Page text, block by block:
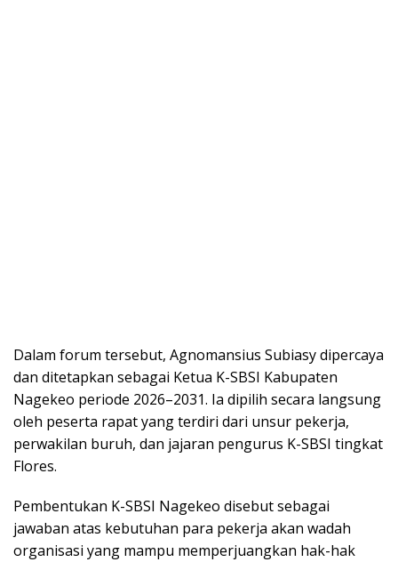
Dalam forum tersebut, Agnomansius Subiasy dipercaya
dan ditetapkan sebagai Ketua K-SBSI Kabupaten
Nagekeo periode 2026–2031. Ia dipilih secara langsung
oleh peserta rapat yang terdiri dari unsur pekerja,
perwakilan buruh, dan jajaran pengurus K-SBSI tingkat
Flores.
Pembentukan K-SBSI Nagekeo disebut sebagai
jawaban atas kebutuhan para pekerja akan wadah
organisasi yang mampu memperjuangkan hak-hak